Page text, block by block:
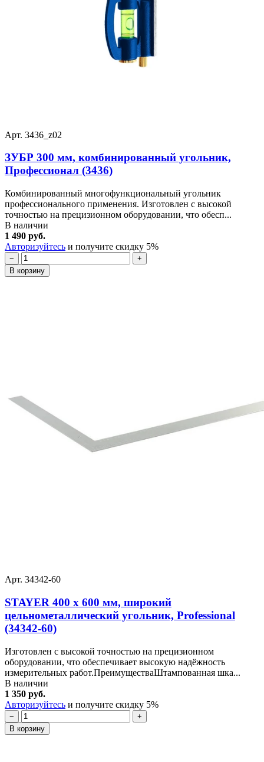
Арт. 3436_z02
ЗУБР 300 мм, комбинированный угольник,
Профессионал (3436)
Комбинированный многофункциональный угольник
профессионального применения. Изготовлен с высокой
точностью на прецизионном оборудовании, что обесп...
В наличии
1 490 руб.
Авторизуйтесь и получите скидку 5%
−
+
В корзину
Арт. 34342-60
STAYER 400 х 600 мм, широкий
цельнометаллический угольник, Professional
(34342-60)
Изготовлен с высокой точностью на прецизионном
оборудовании, что обеспечивает высокую надёжность
измерительных работ.ПреимуществаШтампованная шка...
В наличии
1 350 руб.
Авторизуйтесь и получите скидку 5%
−
+
В корзину